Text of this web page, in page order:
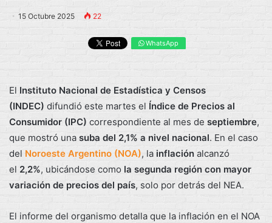
15 Octubre 2025 22
WhatsApp
El Instituto Nacional de Estadística y Censos
(INDEC) difundió este martes el Índice de Precios al
Consumidor (IPC) correspondiente al mes de septiembre,
que mostró una suba del 2,1% a nivel nacional. En el caso
del Noroeste Argentino (NOA), la inflación alcanzó
el 2,2%, ubicándose como la segunda región con mayor
variación de precios del país, solo por detrás del NEA.
El informe del organismo detalla que la inflación en el NOA